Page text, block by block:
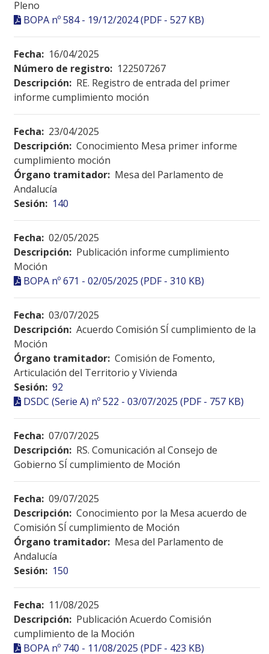
Pleno
BOPA nº 584 - 19/12/2024 (PDF - 527 KB)
Fecha: 16/04/2025
Número de registro: 122507267
Descripción: RE. Registro de entrada del primer
informe cumplimiento moción
Fecha: 23/04/2025
Descripción: Conocimiento Mesa primer informe
cumplimiento moción
Órgano tramitador: Mesa del Parlamento de
Andalucía
Sesión: 140
Fecha: 02/05/2025
Descripción: Publicación informe cumplimiento
Moción
BOPA nº 671 - 02/05/2025 (PDF - 310 KB)
Fecha: 03/07/2025
Descripción: Acuerdo Comisión SÍ cumplimiento de la
Moción
Órgano tramitador: Comisión de Fomento,
Articulación del Territorio y Vivienda
Sesión: 92
DSDC (Serie A) nº 522 - 03/07/2025 (PDF - 757 KB)
Fecha: 07/07/2025
Descripción: RS. Comunicación al Consejo de
Gobierno SÍ cumplimiento de Moción
Fecha: 09/07/2025
Descripción: Conocimiento por la Mesa acuerdo de
Comisión SÍ cumplimiento de Moción
Órgano tramitador: Mesa del Parlamento de
Andalucía
Sesión: 150
Fecha: 11/08/2025
Descripción: Publicación Acuerdo Comisión
cumplimiento de la Moción
BOPA nº 740 - 11/08/2025 (PDF - 423 KB)